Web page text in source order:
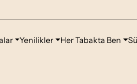
Yenilikler Her Tabakta Ben